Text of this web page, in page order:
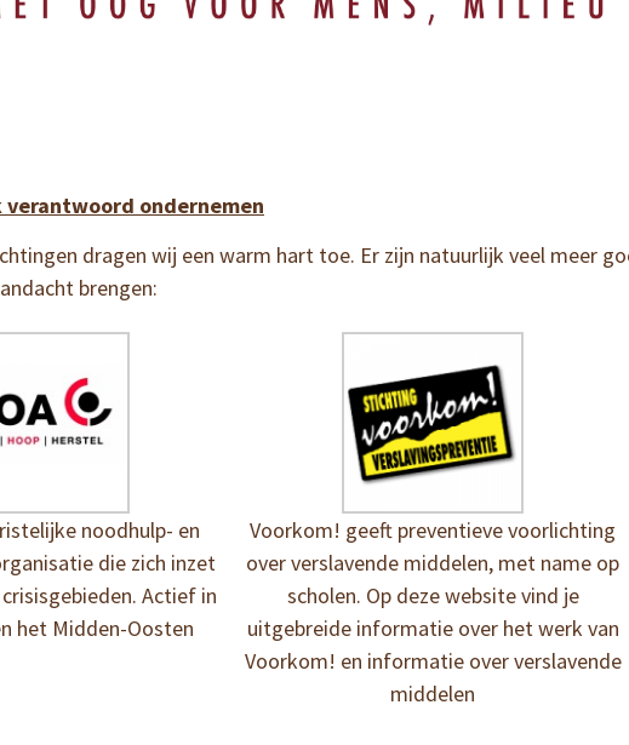
verantwoord ondernemen
dragen wij een warm hart toe. Er zijn natuurlijk veel meer
brengen:
noodhulp- en
die zich inzet
Actief in
het Midden-Oosten
Voorkom! geeft preventieve voorlichting
over verslavende middelen, met name op
scholen. Op deze website vind je
uitgebreide informatie over het werk van
Voorkom! en informatie over verslavende
middelen